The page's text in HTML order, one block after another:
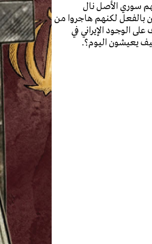
سوري الأصل نال
بالفعل لكنهم هاجروا من
الوجود الإيراني في
يعيشون اليوم؟.